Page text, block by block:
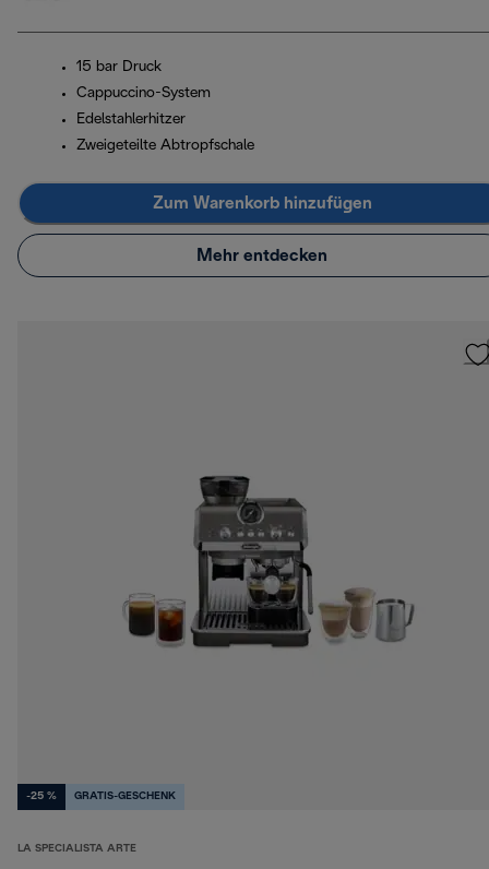
15 bar Druck
Cappuccino-System
Edelstahlerhitzer
Zweigeteilte Abtropfschale
Zum Warenkorb hinzufügen
Mehr entdecken
-25 % GRATIS-GESCHENK
LA SPECIALISTA ARTE